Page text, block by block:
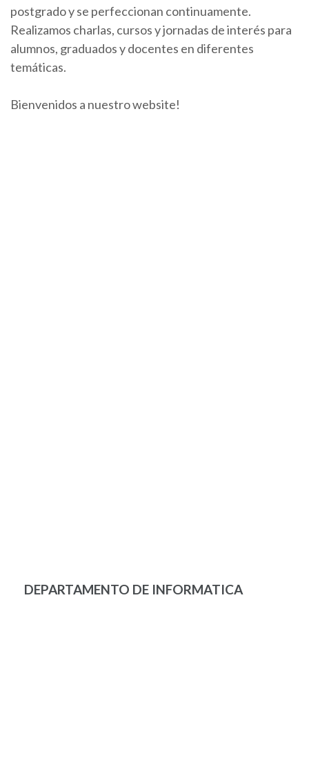
postgrado y se perfeccionan continuamente.
Realizamos charlas, cursos y jornadas de interés para
alumnos, graduados y docentes en diferentes
temáticas.
Bienvenidos a nuestro website!
DEPARTAMENTO DE INFORMATICA